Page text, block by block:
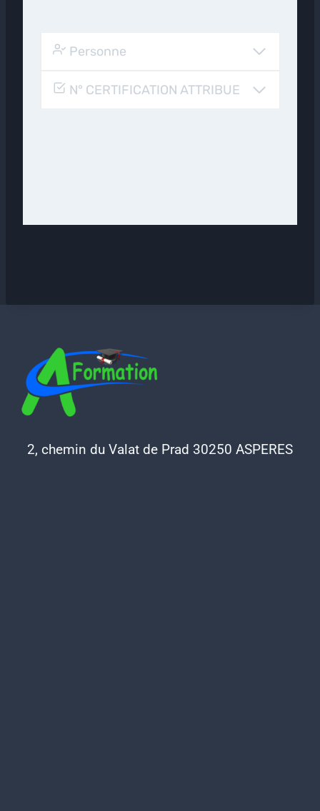
Personne
N° CERTIFICATION ATTRIBUE
2, chemin du Valat de Prad 30250 ASPERES